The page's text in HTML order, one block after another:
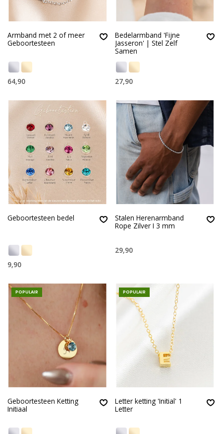
Armband met 2 of meer
Geboortesteen
64,90
Bedelarmband 'Fijne
Jasseron' | Stel Zelf
Samen
27,90
Geboortesteen bedel
9,90
Stalen Herenarmband
Rope Zilver I 3 mm
29,90
POPULAIR
Geboortesteen Ketting
Initiaal
POPULAIR
Letter ketting 'Initial' 1
Letter